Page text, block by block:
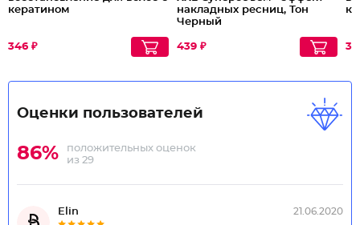
кератином
346 ₽
накладных ресниц, Тон
Черный
439 ₽
Оценки пользователей
86%
положительных оценок
из 29
Elin 21.06.2020